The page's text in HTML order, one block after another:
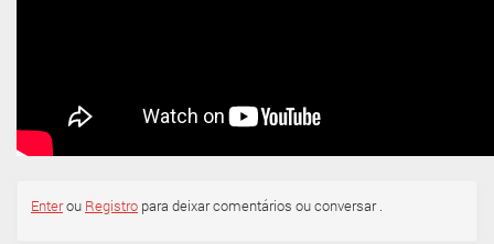
Enterou Registro para deixar comentários ou conversar .